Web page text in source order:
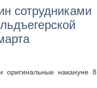
сотрудниками
оригинальные накануне 8